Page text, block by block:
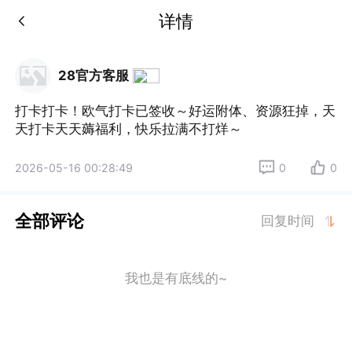
详情
28官方客服
打卡打卡！欧气打卡已签收～好运附体、资源狂掉，天
天打卡天天薅福利，快乐拉满不打烊～
2026-05-16 00:28:49 0 0
全部评论 回复时间
我也是有底线的~